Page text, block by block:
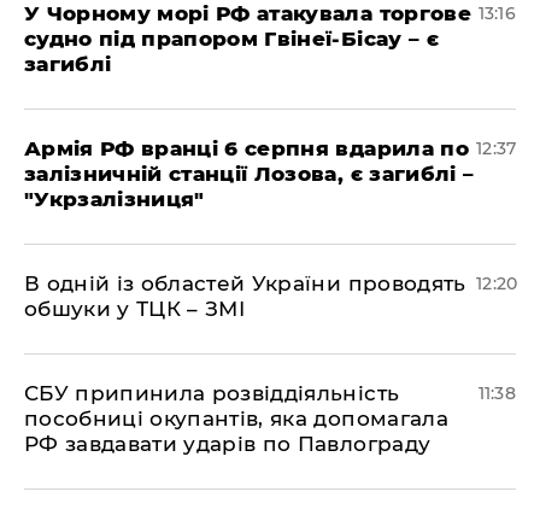
У Чорному морі РФ атакувала торгове
судно під прапором Гвінеї-Бісау – є
загиблі
13:16
Армія РФ вранці 6 серпня вдарила по
залізничній станції Лозова, є загиблі –
"Укрзалізниця"
12:37
В одній із областей України проводять
обшуки у ТЦК – ЗМІ
12:20
СБУ припинила розвіддіяльність
пособниці окупантів, яка допомагала
РФ завдавати ударів по Павлограду
11:38